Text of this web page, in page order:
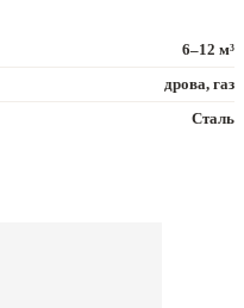
6–12 м³
дрова, газ
Сталь